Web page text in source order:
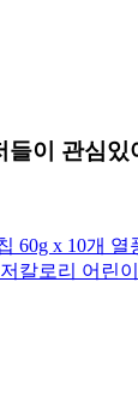
들이 관심있
60g x 10개
칼로리 어린